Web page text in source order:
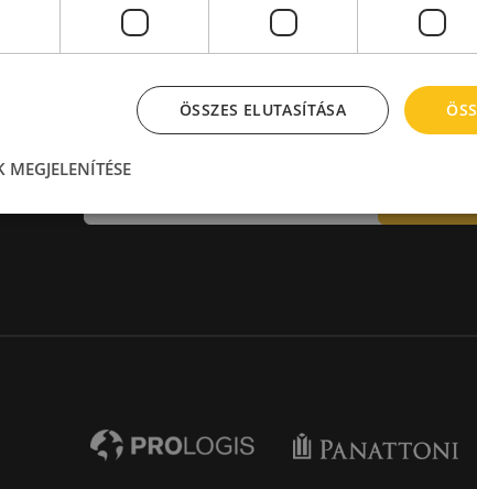
Hírlevél
ÖSSZES ELUTASÍTÁSA
MEGJELENÍTÉSE